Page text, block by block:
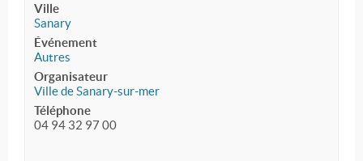
Ville
Sanary
Événement
Autres
Organisateur
Ville de Sanary-sur-mer
Téléphone
04 94 32 97 00